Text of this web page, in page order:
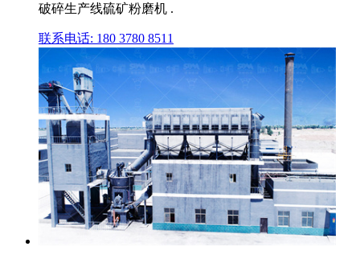
破碎生产线硫矿粉磨机 .
联系电话: 180 3780 8511